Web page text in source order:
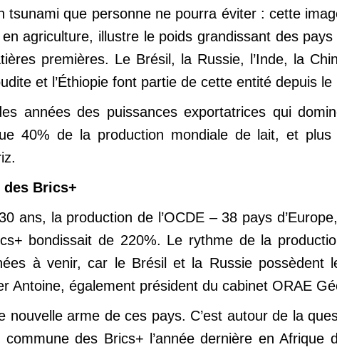
tsunami que personne ne pourra éviter : cette
agriculture, illustre le poids grandissant des
premières. Le Brésil, la Russie, l’Inde, la
et l’Éthiopie font partie de cette entité depuis le
années des puissances exportatrices qui
40% de la production mondiale de lait, et
des Brics+
ans, la production de l’OCDE – 38 pays
bondissait de 220%. Le rythme de la
à venir, car le Brésil et la Russie possèdent
Antoine, également président du cabinet ORAE
nouvelle arme de ces pays. C’est autour de la
des Brics+ l’année dernière en Afrique